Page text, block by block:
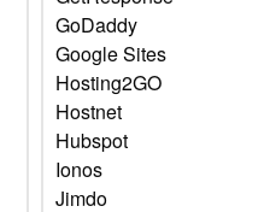
GoDaddy
Google Sites
Hosting2GO
Hostnet
Hubspot
Ionos
Jimdo